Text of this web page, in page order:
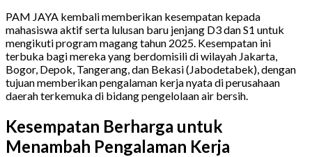
PAM JAYA kembali memberikan kesempatan kepada
mahasiswa aktif serta lulusan baru jenjang D3 dan S1 untuk
mengikuti program magang tahun 2025. Kesempatan ini
terbuka bagi mereka yang berdomisili di wilayah Jakarta,
Bogor, Depok, Tangerang, dan Bekasi (Jabodetabek), dengan
tujuan memberikan pengalaman kerja nyata di perusahaan
daerah terkemuka di bidang pengelolaan air bersih.
Kesempatan Berharga untuk
Menambah Pengalaman Kerja